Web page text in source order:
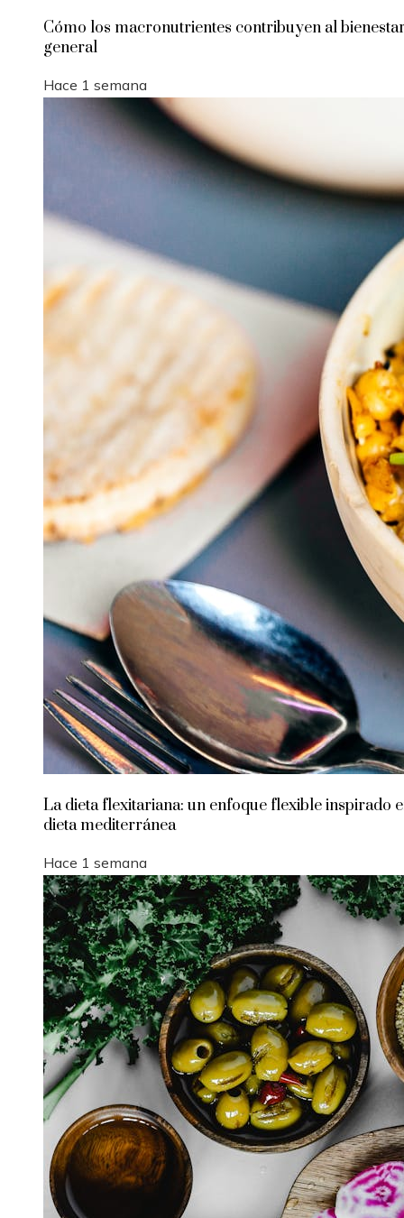
Cómo los macronutrientes contribuyen al
general
Hace 1 semana
La dieta flexitariana: un enfoque flexible inspirado
dieta mediterránea
Hace 1 semana